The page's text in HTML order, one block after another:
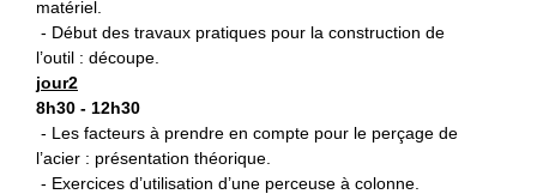
matériel.
- Début des travaux pratiques pour la construction de
l’outil : découpe.
jour2
8h30 - 12h30
- Les facteurs à prendre en compte pour le perçage de
l’acier : présentation théorique.
- Exercices d’utilisation d’une perceuse à colonne.